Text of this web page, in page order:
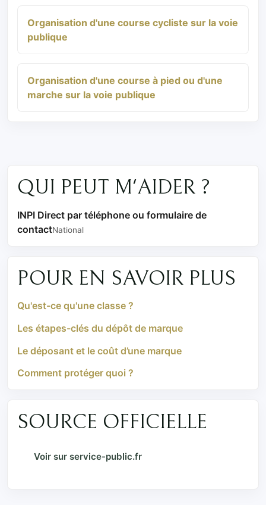
Organisation d'une course cycliste sur la voie
publique
Organisation d'une course à pied ou d'une
marche sur la voie publique
QUI PEUT M'AIDER ?
INPI Direct par téléphone ou formulaire de
contactNational
POUR EN SAVOIR PLUS
Qu'est-ce qu'une classe ?
Les étapes-clés du dépôt de marque
Le déposant et le coût d’une marque
Comment protéger quoi ?
SOURCE OFFICIELLE
Voir sur service-public.fr